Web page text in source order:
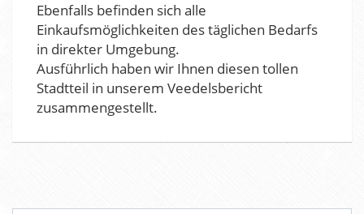
Ebenfalls befinden sich alle
Einkaufsmöglichkeiten des täglichen Bedarfs
in direkter Umgebung.
Ausführlich haben wir Ihnen diesen tollen
Stadtteil in unserem Veedelsbericht
zusammengestellt.
B